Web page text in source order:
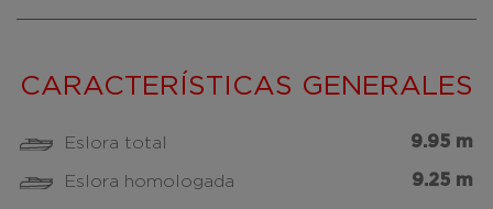
CARACTERÍSTICAS GENERALES
Eslora total 9.95 m
Eslora homologada 9.25 m